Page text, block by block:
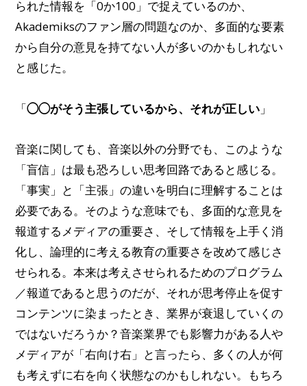
られた情報を「0か100」で捉えているのか、
Akademiksのファン層の問題なのか、多面的な要素
から自分の意見を持てない人が多いのかもしれない
と感じた。
「◯◯がそう主張しているから、それが正しい 」
音楽に関しても、音楽以外の分野でも、このような
「盲信」は最も恐ろしい思考回路であると感じる。
「事実」と「主張」の違いを明白に理解することは
必要である。そのような意味でも、多面的な意見を
報道するメディアの重要さ、そして情報を上手く消
化し、論理的に考える教育の重要さを改めて感じさ
せられる。本来は考えさせられるためのプログラム
／報道であると思うのだが、それが思考停止を促す
コンテンツに染まったとき、業界が衰退していくの
ではないだろうか？音楽業界でも影響力がある人や
メディアが「右向け右」と言ったら、多くの人が何
も考えずに右を向く状態なのかもしれない。もちろ